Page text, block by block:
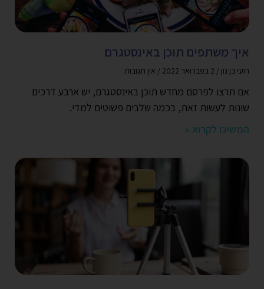
איך משתפים תוכן באינסטגרם
רועי בן נון אין תגובות
אם תרצו לפרסם מחדש תוכן באינסטגרם, יש ארבע דרכים
שונות לעשות זאת, בכמה שלבים פשוטים למדי.
המשיכו לקרוא »